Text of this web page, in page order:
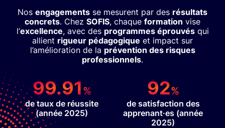
Nos engagements se mesurent par des résultats
concrets. Chez SOFIS, chaque formation vise
l’excellence, avec des programmes éprouvésqui
allient rigueur pédagogique et impact sur
l’amélioration de la prévention des risques
professionnels.
99.91 %
de taux de réussite
(année 2025)
92%
de satisfaction des
apprenant·es (année
2025)